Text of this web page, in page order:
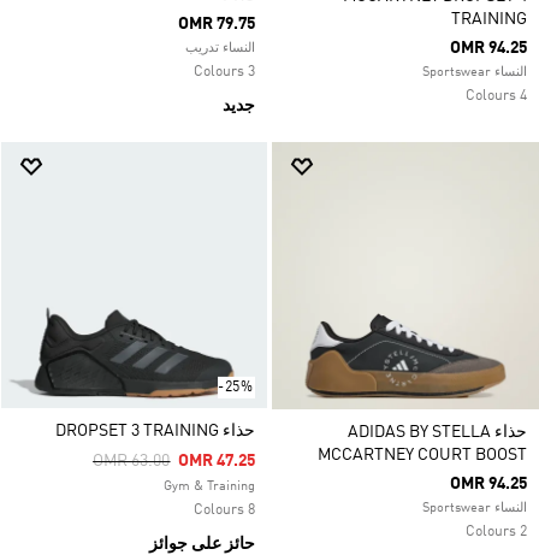
TRAINING
OMR 94.25
النساء Sportswear
4 Colours
OMR 79.75
النساء تدريب
3 Colours
جديد
حذاء ADIDAS BY STELLA
MCCARTNEY COURT BOOST
OMR 94.25
النساء Sportswear
2 Colours
-25%
حذاء DROPSET 3 TRAINING
Price Reduced From
OMR 63.00ToOMR 47.25
Gym & Training
8 Colours
حائز على جوائز